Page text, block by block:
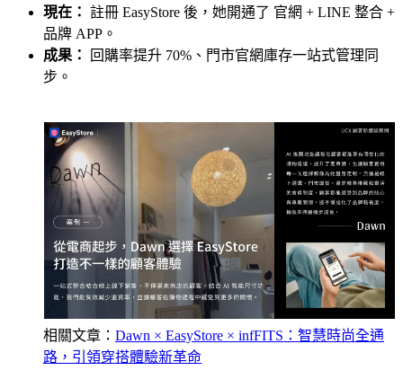
現在： 註冊 EasyStore 後，她開通了 官網 + LINE 整合 +
品牌 APP。
成果：
回購率提升 70%、門市官網庫存一站式管理同
步。
相關文章： Dawn × EasyStore × infFITS：智慧時尚全通
路，引領穿搭體驗新革命